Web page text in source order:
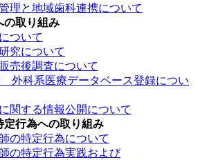
理と地域歯科連携について
の取り組み
ついて
究について
売後調査について
外科系医療データベース登録につい
関する情報公開について
定行為への取り組み
の特定行為について
の特定行為実践および